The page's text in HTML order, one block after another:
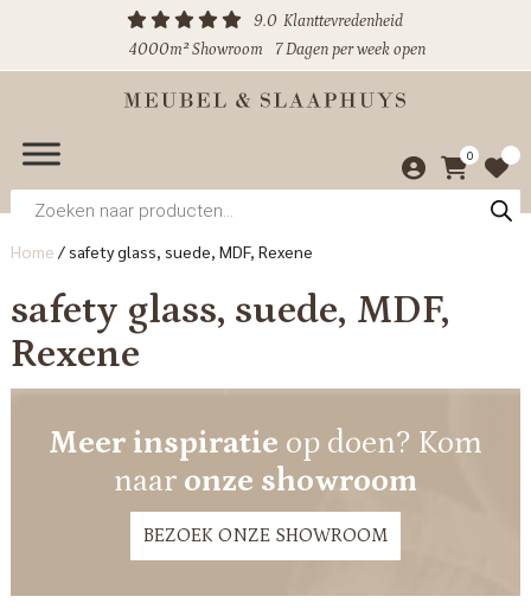
9.0 Klanttevredenheid
4000m² Showroom
7 Dagen per week open
0
Producten
zoeken
Home /safety glass, suede, MDF, Rexene
safety glass, suede, MDF,
Rexene
Meer inspiratie op doen? Kom
naar onze showroom
BEZOEK ONZE SHOWROOM